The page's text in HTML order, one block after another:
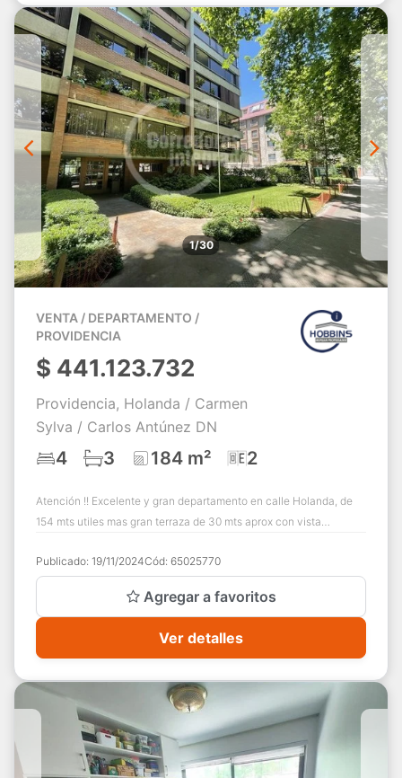
1/30
VENTA / DEPARTAMENTO /
PROVIDENCIA
$ 441.123.732
Providencia, Holanda / Carmen
Sylva / Carlos Antúnez DN
4 3 184 m² 2
Atención !! Excelente y gran departamento en calle Holanda, de
154 mts utiles mas gran terraza de 30 mts aprox con vista
Publicado: 19/11/2024Cód: 65025770
Agregar a favoritos
Ver detalles